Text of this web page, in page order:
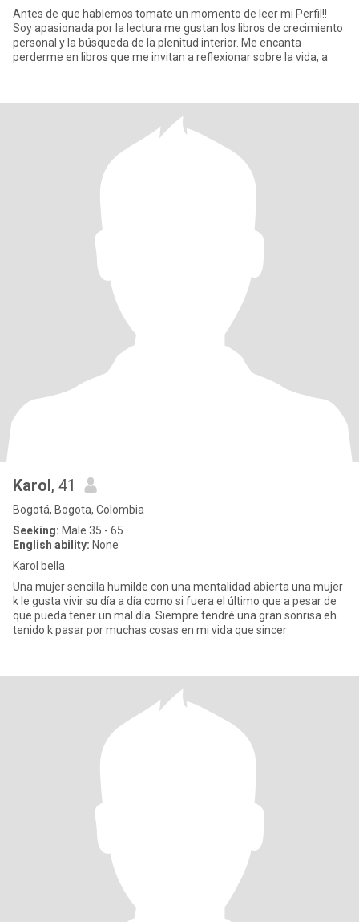
Antes de que hablemos tomate un momento de leer mi Perfil!!
Soy apasionada por la lectura me gustan los libros de crecimiento
personal y la búsqueda de la plenitud interior. Me encanta
perderme en libros que me invitan a reflexionar sobre la vida, a
Karol, 41
Bogotá, Bogota, Colombia
Seeking: Male 35 - 65
English ability: None
Karol bella
Una mujer sencilla humilde con una mentalidad abierta una mujer
k le gusta vivir su día a día como si fuera el último que a pesar de
que pueda tener un mal día. Siempre tendré una gran sonrisa eh
tenido k pasar por muchas cosas en mi vida que sincer